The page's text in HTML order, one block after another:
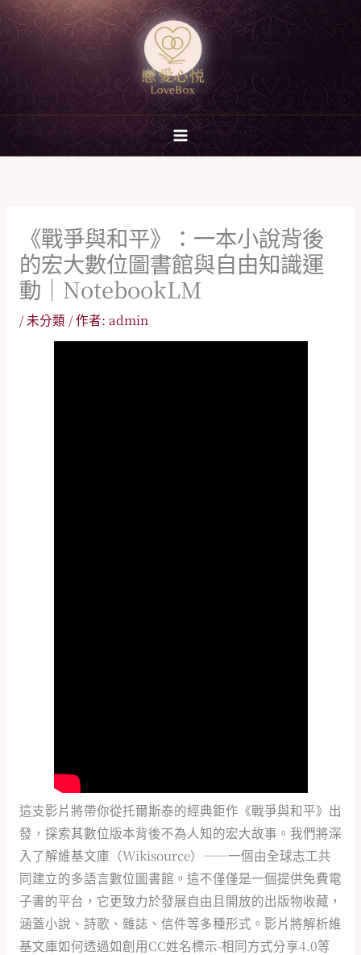
跳
至
主
要
內
《戰爭與和平》：一本小說背後
的宏大數位圖書館與自由知識運
動｜NotebookLM
/未分類 / 作者: admin
這支影片將帶你從托爾斯泰的經典鉅作《戰爭與和平》出
發，探索其數位版本背後不為人知的宏大故事。我們將深
入了解維基文庫（Wikisource）——一個由全球志工共
同建立的多語言數位圖書館。這不僅僅是一個提供免費電
子書的平台，它更致力於發展自由且開放的出版物收藏，
涵蓋小說、詩歌、雜誌、信件等多種形式。影片將解析維
基文庫如何透過如創用CC姓名標示-相同方式分享4.0等